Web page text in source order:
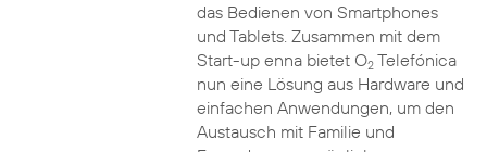
das Bedienen von Smartphones
und Tablets. Zusammen mit dem
Start-up enna bietet O2Telefónica
nun eine Lösung aus Hardware und
einfachen Anwendungen, um den
Austausch mit Familie und